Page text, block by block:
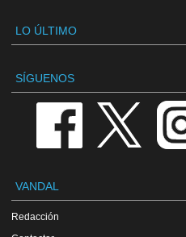
LO ÚLTIMO
SÍGUENOS
VANDAL
Redacción